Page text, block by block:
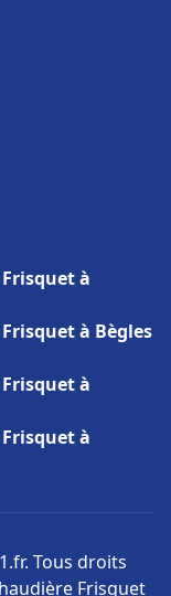
à
à Bègles
à
à
Tous droits
Frisquet